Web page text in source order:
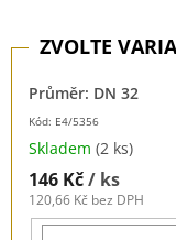
Kód: E4/5356
Průměr: DN 32
Skladem (2 ks)
146 Kč/ ks
120,66 Kč bez DPH